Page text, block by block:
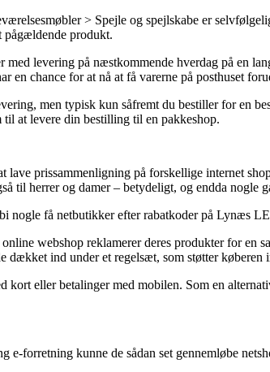
> Spejle og spejlskabe er
pågældende produkt.
levering på næstkommende hverdag på en
en chance for at nå at få varerne på posthuset
men typisk kun såfremt du bestiller for en
at levere din bestilling til en pakkeshop.
lave prissammenligning på forskellige internet
til herrer og damer – betydeligt, og endda nogle
nogle få netbutikker efter rabatkoder på Lynæs
webshop reklamerer deres produkter for en
dækket ind under et regelsæt, som støtter køberen
kort eller betalinger med mobilen. Som en
forretning kunne de sådan set gennemløbe